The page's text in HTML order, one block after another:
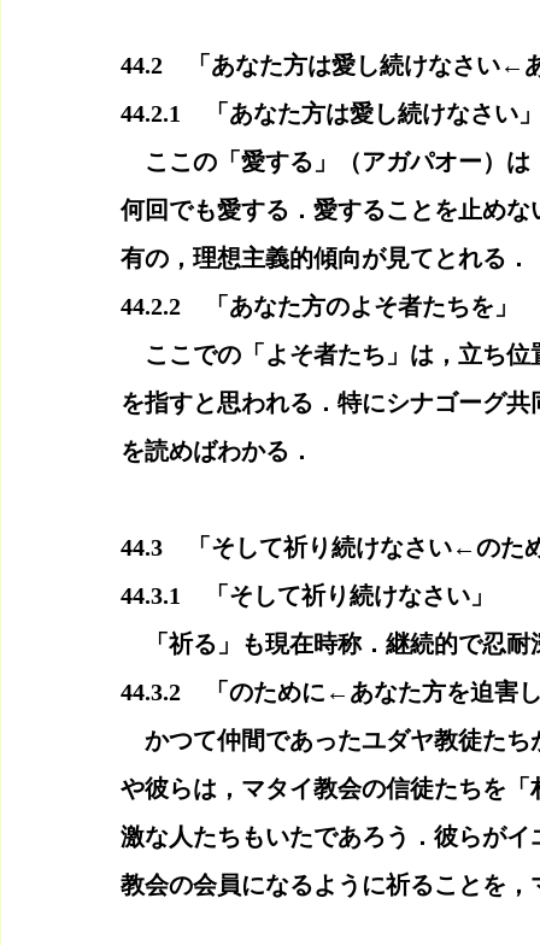
44.2　「あなた方は愛し続けなさい←
44.2.1　「あなた方は愛し続けなさい
ここの「愛する」（アガパオー）は
何回でも愛する．愛することを止め
有の，理想主義的傾向が見てとれる．
44.2.2　「あなた方のよそ者たちを」
ここでの「よそ者たち」は，立ち位
を指すと思われる．特にシナゴーグ
を読めばわかる．
44.3　「そして祈り続けなさい←の
44.3.1　「そして祈り続けなさい」
「祈る」も現在時称．継続的で忍耐
44.3.2　「のために←あなた方を迫害
かつて仲間であったユダヤ教徒たち
や彼らは，マタイ教会の信徒たちを
激な人たちもいたであろう．彼らが
教会の会員になるように祈ることを